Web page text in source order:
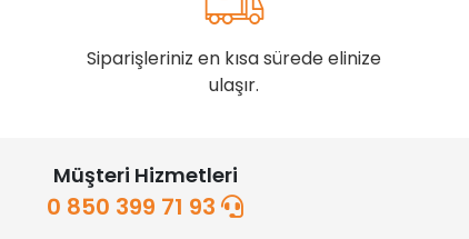
Siparişleriniz en kısa sürede elinize
ulaşır.
Müşteri Hizmetleri
0 850 399 71 93